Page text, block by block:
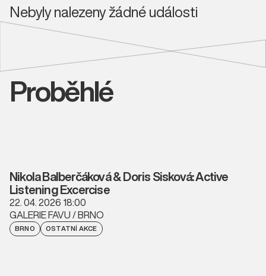
Nebyly nalezeny žádné události
Proběhlé
Nikola Balberčáková & Doris Sisková: Active
Listening Excercise
22. 04. 2026 18:00
GALERIE FAVU / BRNO
BRNO OSTATNÍ AKCE